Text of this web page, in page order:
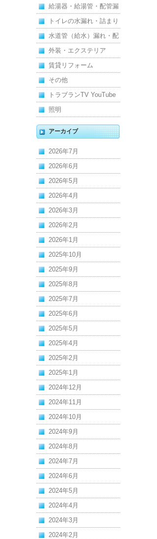
汚水）
給湯器・給湯管・配管漏
れ
トイレの水漏れ・詰まり
水道管（給水）漏れ・配
管
外装・エクステリア
賃貸リフォーム
その他
トラブランTV YouTube
照明
アーカイブ
2026年7月
2026年6月
2026年5月
2026年4月
2026年3月
2026年2月
2026年1月
2025年10月
2025年9月
2025年8月
2025年7月
2025年6月
2025年5月
2025年4月
2025年2月
2025年1月
2024年12月
2024年11月
2024年10月
2024年9月
2024年8月
2024年7月
2024年6月
2024年5月
2024年4月
2024年3月
2024年2月